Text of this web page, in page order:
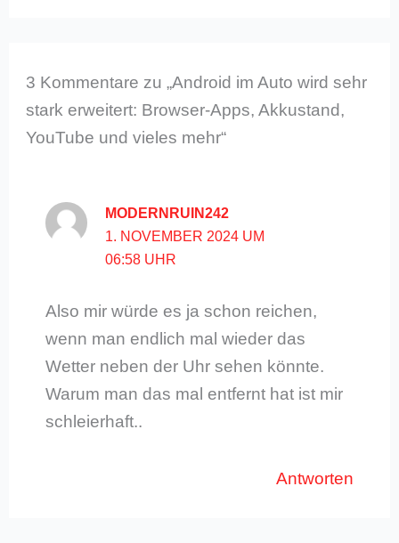
3 Kommentare zu „Android im Auto wird sehr
stark erweitert: Browser-Apps, Akkustand,
YouTube und vieles mehr“
MODERNRUIN242
1. NOVEMBER 2024 UM
06:58 UHR
Also mir würde es ja schon reichen,
wenn man endlich mal wieder das
Wetter neben der Uhr sehen könnte.
Warum man das mal entfernt hat ist mir
schleierhaft..
Antworten